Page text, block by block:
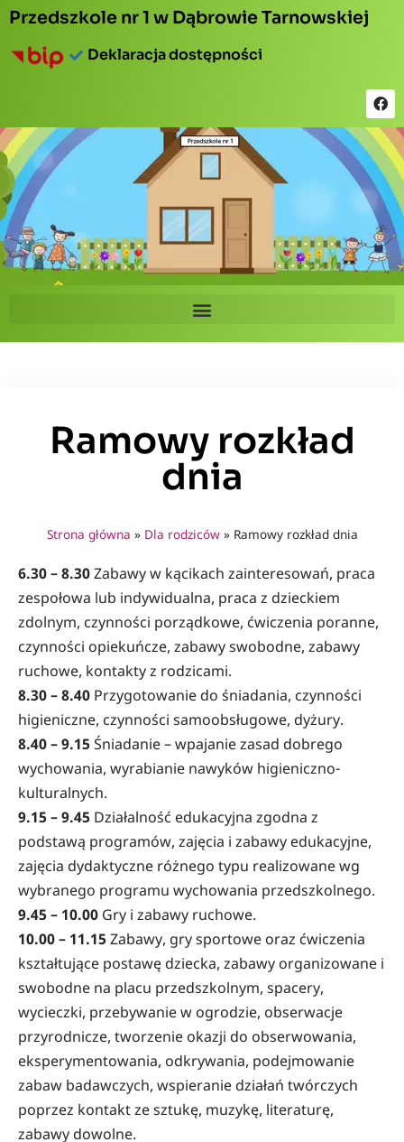
Przedszkole nr 1 w Dąbrowie Tarnowskiej
Deklaracja dostępności
Ramowy rozkład
dnia
Strona główna » Dla rodziców» Ramowy rozkład dnia
6.30 – 8.30Zabawy w kącikach zainteresowań, praca
zespołowa lub indywidualna, praca z dzieckiem
zdolnym, czynności porządkowe, ćwiczenia poranne,
czynności opiekuńcze, zabawy swobodne, zabawy
ruchowe, kontakty z rodzicami.
8.30 – 8.40 Przygotowanie do śniadania, czynności
higieniczne, czynności samoobsługowe, dyżury.
8.40 – 9.15Śniadanie – wpajanie zasad dobrego
wychowania, wyrabianie nawyków higieniczno-
kulturalnych.
9.15 – 9.45 Działalność edukacyjna zgodna z
podstawą programów, zajęcia i zabawy edukacyjne,
zajęcia dydaktyczne różnego typu realizowane wg
wybranego programu wychowania przedszkolnego.
9.45 – 10.00 Gry i zabawy ruchowe.
10.00 – 11.15Zabawy, gry sportowe oraz ćwiczenia
kształtujące postawę dziecka, zabawy organizowane i
swobodne na placu przedszkolnym, spacery,
wycieczki, przebywanie w ogrodzie, obserwacje
przyrodnicze, tworzenie okazji do obserwowania,
eksperymentowania, odkrywania, podejmowanie
zabaw badawczych, wspieranie działań twórczych
poprzez kontakt ze sztukę, muzykę, literaturę,
zabawy dowolne.